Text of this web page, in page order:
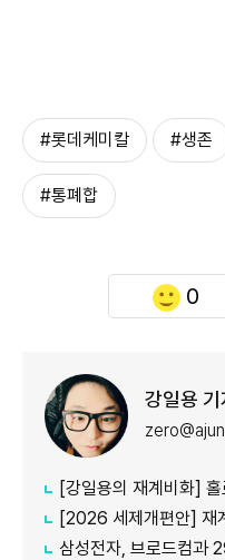
#롯데케미칼 #생존
#통폐합
0
강일용 기
[강일용의 재계비화] 홀로서기
[2026 세제개편안] 재계 숙원 상속세
삼성전자, 브로드컴과 292조원대 AI